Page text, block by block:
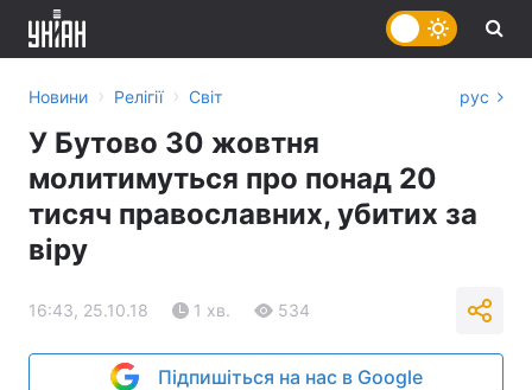
Новини › Релігії › Світ рус
У Бутово 30 жовтня
молитимуться про понад 20
тисяч православних, убитих за
віру
16:43, 25.10.18 1 хв. 534
Підпишіться на нас в Google